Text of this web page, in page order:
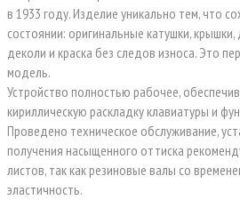
в 1933 году. Изделие уникально тем, что
состоянии: оригинальные катушки,
деколи и краска без следов износа. Это
модель.
Устройство полностью рабочее,
кириллическую раскладку клавиатуры и
Проведено техническое обслуживание,
получения насыщенного оттиска
листов, так как резиновые валы со
эластичность.